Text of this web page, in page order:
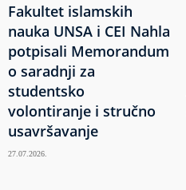
Fakultet islamskih
nauka UNSA i CEI Nahla
potpisali Memorandum
o saradnji za
studentsko
volontiranje i stručno
usavršavanje
27.07.2026.